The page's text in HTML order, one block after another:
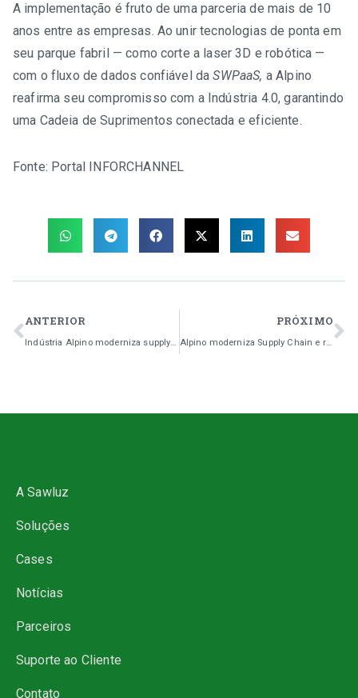
A implementação é fruto de uma parceria de mais de 10
anos entre as empresas. Ao unir tecnologias de ponta em
seu parque fabril — como corte a laser 3D e robótica —
com o fluxo de dados confiável daSWPaaS, a Alpino
reafirma seu compromisso com a Indústria 4.0, garantindo
uma Cadeia de Suprimentos conectada e eficiente.
Fonte: Portal INFORCHANNEL
ANTERIOR
Indústria Alpino moderniza supply chain e reduz em até 60% erros operacionais com plataforma SWPaaS
PRÓXIMO
Alpino moderniza Supply Chain e reduz em até 60% erros operacionais
A Sawluz
Soluções
Cases
Notícias
Parceiros
Suporte ao Cliente
Contato